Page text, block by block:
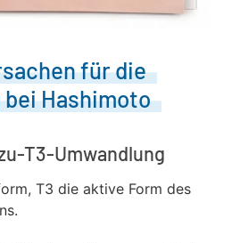
für die
Hashimoto
T3-Umwandlung
T3 die aktive Form des